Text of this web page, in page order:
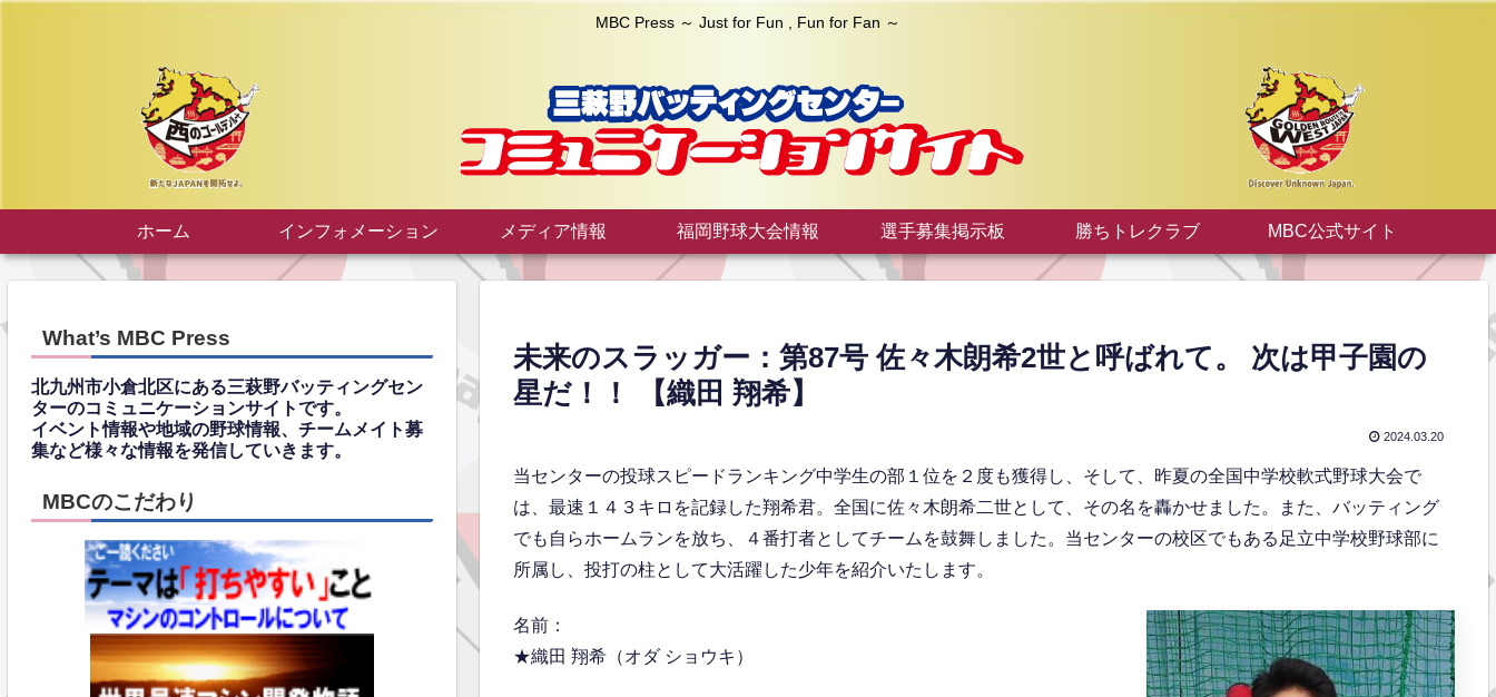
MBC Press ～ Just for Fun , Fun for Fan ～
ホーム インフォメーション メディア情報 福岡野球大会情報 選手募集掲示板 勝ちトレクラブ MBC公式サイト
未来のスラッガー：第87号 佐々木朗希2世と呼ばれて。 次は甲子園の
星だ！！ 【織田 翔希】
2024.03.20
当センターの投球スピードランキング中学生の部１位を２度も獲得し、そして、昨夏の全国中学校軟式野球大会で
は、最速１４３キロを記録した翔希君。全国に佐々木朗希二世として、その名を轟かせました。また、バッティング
でも自らホームランを放ち、４番打者としてチームを鼓舞しました。当センターの校区でもある足立中学校野球部に
所属し、投打の柱として大活躍した少年を紹介いたします。
名前：
★織田 翔希（オダ ショウキ）
What’s MBC Press
北九州市小倉北区にある三萩野バッティングセン
ターのコミュニケーションサイトです。
イベント情報や地域の野球情報、チームメイト募
集など様々な情報を発信していきます。
MBCのこだわり